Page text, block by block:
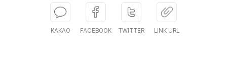
KAKAO FACEBOOK TWITTER LINK URL